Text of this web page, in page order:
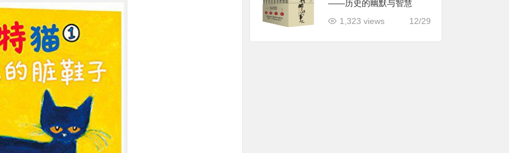
——历史的幽默与智慧
12/29
1,323 views